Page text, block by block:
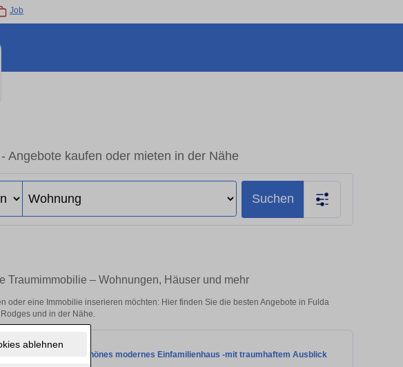
ablehnen
Job
Angebote kaufen oder mieten in der Nähe
Suchen
Traumimmobilie – Wohnungen, Häuser und mehr
oder eine Immobilie inserieren möchten: Hier finden Sie die besten Angebote in Fulda
Rodges und in der Nähe.
Wunderschönes modernes Einfamilienhaus -mit traumhaftem Ausblick